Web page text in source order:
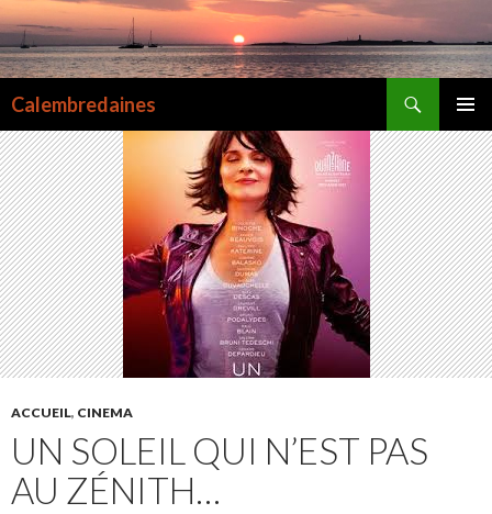
Calembredaines
MENU
AU
CONTENU
ACCUEIL, CINEMA
UN SOLEIL QUI N’EST PAS
AU ZÉNITH…